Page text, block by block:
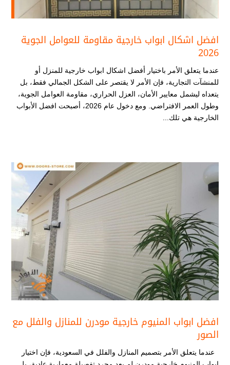
افضل اشكال ابواب خارجية​ مقاومة للعوامل الجوية
2026
عندما يتعلق الأمر باختيار أفضل اشكال ابواب خارجية​ للمنزل أو
للمنشآت التجارية، فإن الأمر لا يقتصر على الشكل الجمالي فقط، بل
يتعداه ليشمل معايير الأمان، العزل الحراري، مقاومة العوامل الجوية،
وطول العمر الافتراضي. ومع دخول عام 2026، أصبحت افضل الأبواب
الخارجية هي تلك...
افضل ابواب المنيوم خارجية مودرن​ للمنازل والفلل مع
الصور
عندما يتعلق الأمر بتصميم المنازل والفلل في السعودية، فإن اختيار